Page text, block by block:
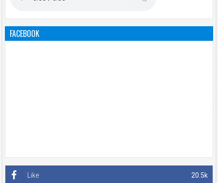
FACEBOOK
20.5k
Like